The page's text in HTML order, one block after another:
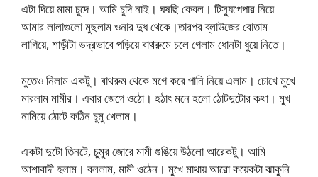
এটা দিয়ে মামা চুদে। আমি চুদি নাই। ঘষছি কেবল। টিস্যুপেপার নিয়ে
আমার লালাগুলো মুছলাম ওনার দুধ থেকে।তারপর ব্লাউজের বোতাম
লাগিয়ে, শাড়ীটা ভদ্রভাবে পড়িয়ে বাথরুমে চলে গেলাম ধোনটা ধুয়ে নিতে।
মুতেও নিলাম একটু। বাথরুম থেকে মগে করে পানি নিয়ে এলাম। চোখে মুখে
মারলাম মামীর। এবার জেগে ওঠো। হঠাৎ মনে হলো ঠোটদুটোর কথা। মুখ
নামিয়ে ঠোটে কঠিন চুমু খেলাম।
একটা দুটো তিনটে, চুমুর জোরে মামী গুঙিয়ে উঠলো আরেকটু। আমি
আশাবাদী হলাম। বললাম, মামী ওঠেন। মুখে মাথায় আরো কয়েকটা ঝাকুনি